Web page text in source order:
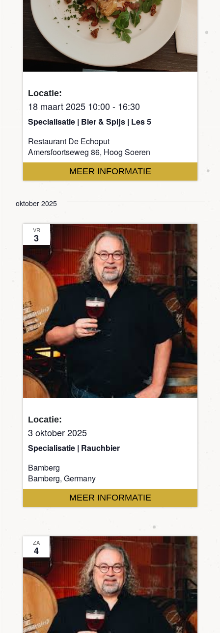
18 maart 2025 10:00 - 16:30
Specialisatie | Bier & Spijs | Les 5
Locatie:
Restaurant De Echoput
Amersfoortseweg 86, Hoog Soeren
MEER INFORMATIE
oktober 2025
VR
3
3 oktober 2025
Specialisatie | Rauchbier
Locatie:
Bamberg
Bamberg, Germany
MEER INFORMATIE
ZA
4